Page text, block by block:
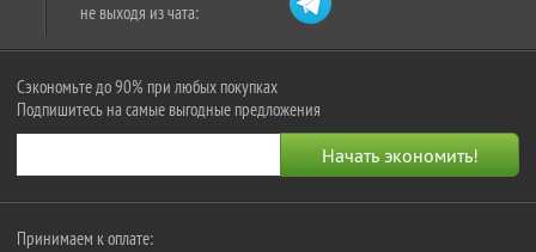
не выходя из чата:
Сэкономьте до 90% при любых покупках
Подпишитесь на самые выгодные предложения
Принимаем к оплате: